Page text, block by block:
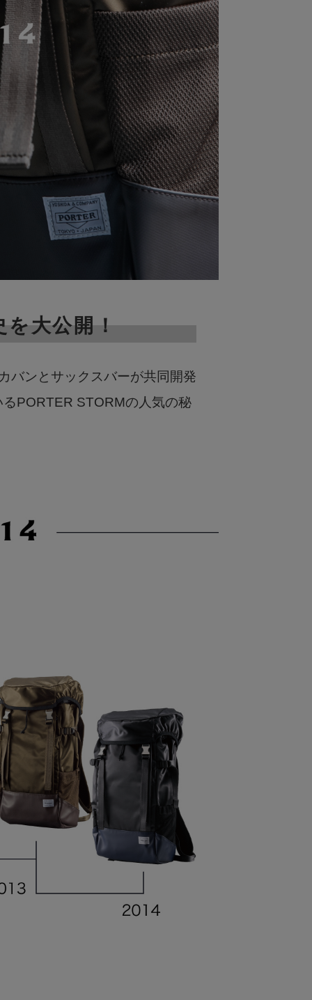
大公開！
バンとサックスバーが共同開発
PORTER STORMの人気の秘